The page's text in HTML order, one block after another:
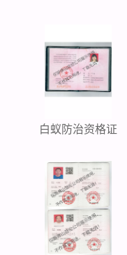
白蚁防治资格证